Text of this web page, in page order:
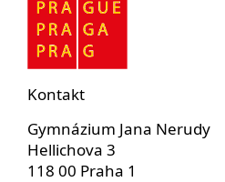
Kontakt
Gymnázium Jana Nerudy
Hellichova 3
118 00 Praha 1